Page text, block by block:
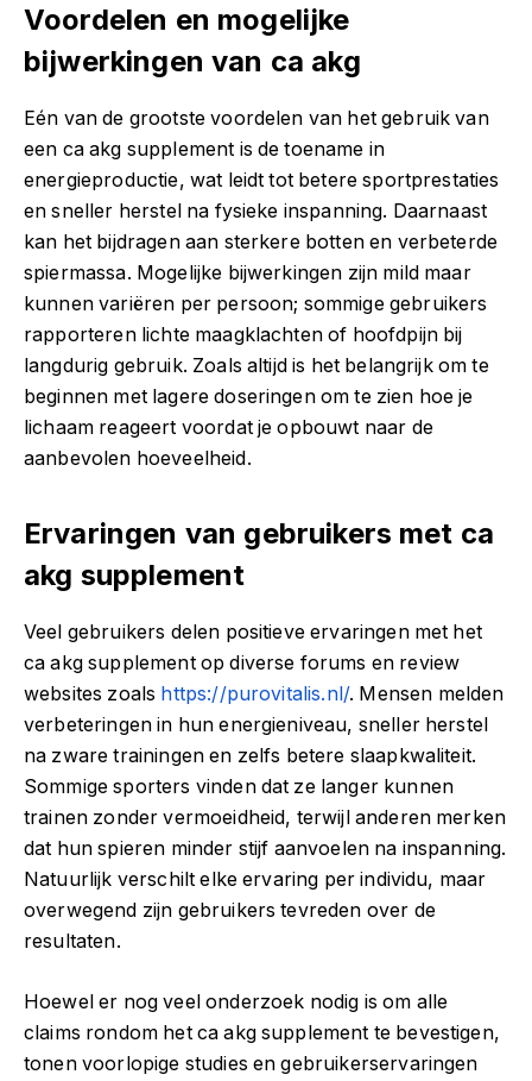
Voordelen en mogelijke
bijwerkingen van ca akg
Eén van de grootste voordelen van het gebruik van
een ca akg supplement is de toename in
energieproductie, wat leidt tot betere sportprestaties
en sneller herstel na fysieke inspanning. Daarnaast
kan het bijdragen aan sterkere botten en verbeterde
spiermassa. Mogelijke bijwerkingen zijn mild maar
kunnen variëren per persoon; sommige gebruikers
rapporteren lichte maagklachten of hoofdpijn bij
langdurig gebruik. Zoals altijd is het belangrijk om te
beginnen met lagere doseringen om te zien hoe je
lichaam reageert voordat je opbouwt naar de
aanbevolen hoeveelheid.
Ervaringen van gebruikers met ca
akg supplement
Veel gebruikers delen positieve ervaringen met het
ca akg supplement op diverse forums en review
websites zoals https://purovitalis.nl/. Mensen melden
verbeteringen in hun energieniveau, sneller herstel
na zware trainingen en zelfs betere slaapkwaliteit.
Sommige sporters vinden dat ze langer kunnen
trainen zonder vermoeidheid, terwijl anderen merken
dat hun spieren minder stijf aanvoelen na inspanning.
Natuurlijk verschilt elke ervaring per individu, maar
overwegend zijn gebruikers tevreden over de
resultaten.
Hoewel er nog veel onderzoek nodig is om alle
claims rondom het ca akg supplement te bevestigen,
tonen voorlopige studies en gebruikerservaringen